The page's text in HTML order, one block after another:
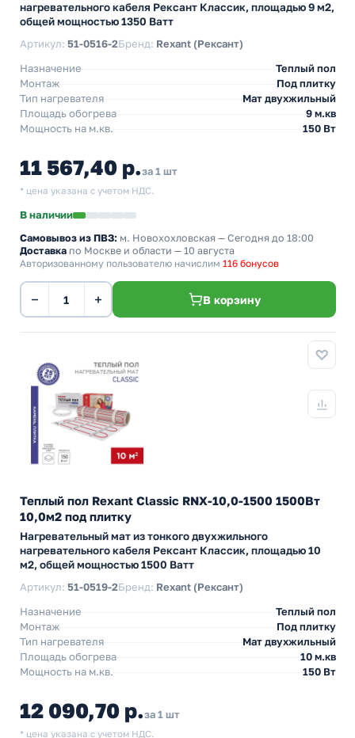
нагревательного кабеля Рексант Классик, площадью 9 м2,
общей мощностью 1350 Ватт
Артикул: 51-0516-2Бренд: Rexant (Рексант)
Назначение
Теплый пол
Монтаж
Под плитку
Тип нагревателя
Мат двухжильный
Площадь обогрева
9 м.кв
Мощность на м.кв.
150 Вт
11 567,40 р.за 1 шт
* цена указана с учетом НДС.
В наличии
Самовывоз из ПВЗ: м. Новохохловская — Сегодня до 18:00
Доставка по Москве и области — 10 августа
Авторизованному пользователю начислим 116 бонусов
− + В корзину
Теплый пол Rexant Classic RNX-10,0-1500 1500Вт
10,0м2 под плитку
Нагревательный мат из тонкого двухжильного
нагревательного кабеля Рексант Классик, площадью 10
м2, общей мощностью 1500 Ватт
Артикул: 51-0519-2Бренд: Rexant (Рексант)
Назначение
Теплый пол
Монтаж
Под плитку
Тип нагревателя
Мат двухжильный
Площадь обогрева
10 м.кв
Мощность на м.кв.
150 Вт
12 090,70 р.за 1 шт
* цена указана с учетом НДС.